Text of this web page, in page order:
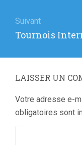
Suivant
Article
:
Tournois
LAISSER UN
Votre adresse e-
obligatoires sont